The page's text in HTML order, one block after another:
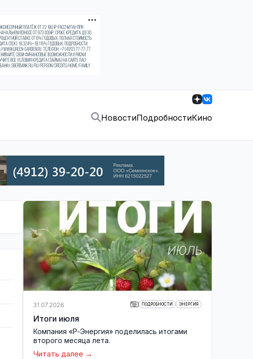
НовостиПодробностиКино
31.07.2026 ПОДРОБНОСТИ ЭНЕРГИЯ
Итоги июля
Компания «Р-Энергия» поделилась итогами
второго месяца лета.
Читать далее